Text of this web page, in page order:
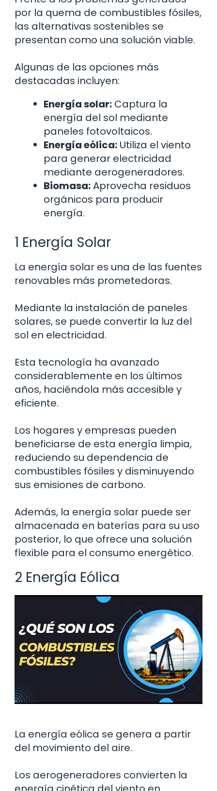
por la quema de combustibles fósiles,
las alternativas sostenibles se
presentan como una solución viable.
Algunas de las opciones más
destacadas incluyen:
Energía solar: Captura la
energía del sol mediante
paneles fotovoltaicos.
Energía eólica: Utiliza el viento
para generar electricidad
mediante aerogeneradores.
Biomasa:Aprovecha residuos
orgánicos para producir
energía.
1 Energía Solar
La energía solar es una de las fuentes
renovables más prometedoras.
Mediante la instalación de paneles
solares, se puede convertir la luz del
sol en electricidad.
Esta tecnología ha avanzado
considerablemente en los últimos
años, haciéndola más accesible y
eficiente.
Los hogares y empresas pueden
beneficiarse de esta energía limpia,
reduciendo su dependencia de
combustibles fósiles y disminuyendo
sus emisiones de carbono.
Además, la energía solar puede ser
almacenada en baterías para su uso
posterior, lo que ofrece una solución
flexible para el consumo energético.
2 Energía Eólica
La energía eólica se genera a partir
del movimiento del aire.
Los aerogeneradores convierten la